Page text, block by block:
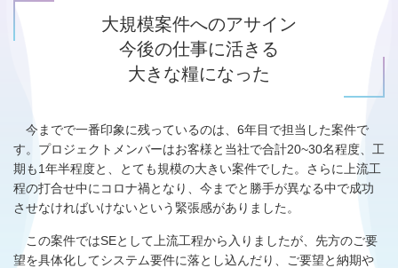
大規模案件へのアサイン
今後の仕事に活きる
大きな糧になった
今までで一番印象に残っているのは、6年目で担当した案件で
す。プロジェクトメンバーはお客様と当社で合計20~30名程度、工
期も1年半程度と、とても規模の大きい案件でした。さらに上流工
程の打合せ中にコロナ禍となり、今までと勝手が異なる中で成功
させなければいけないという緊張感がありました。
この案件ではSEとして上流工程から入りましたが、先方のご要
望を具体化してシステム要件に落とし込んだり、ご要望と納期や